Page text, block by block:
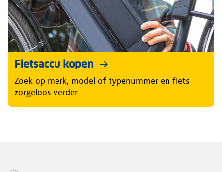
Fietsaccu kopen
Zoek op merk, model of typenummer en fiets
zorgeloos verder